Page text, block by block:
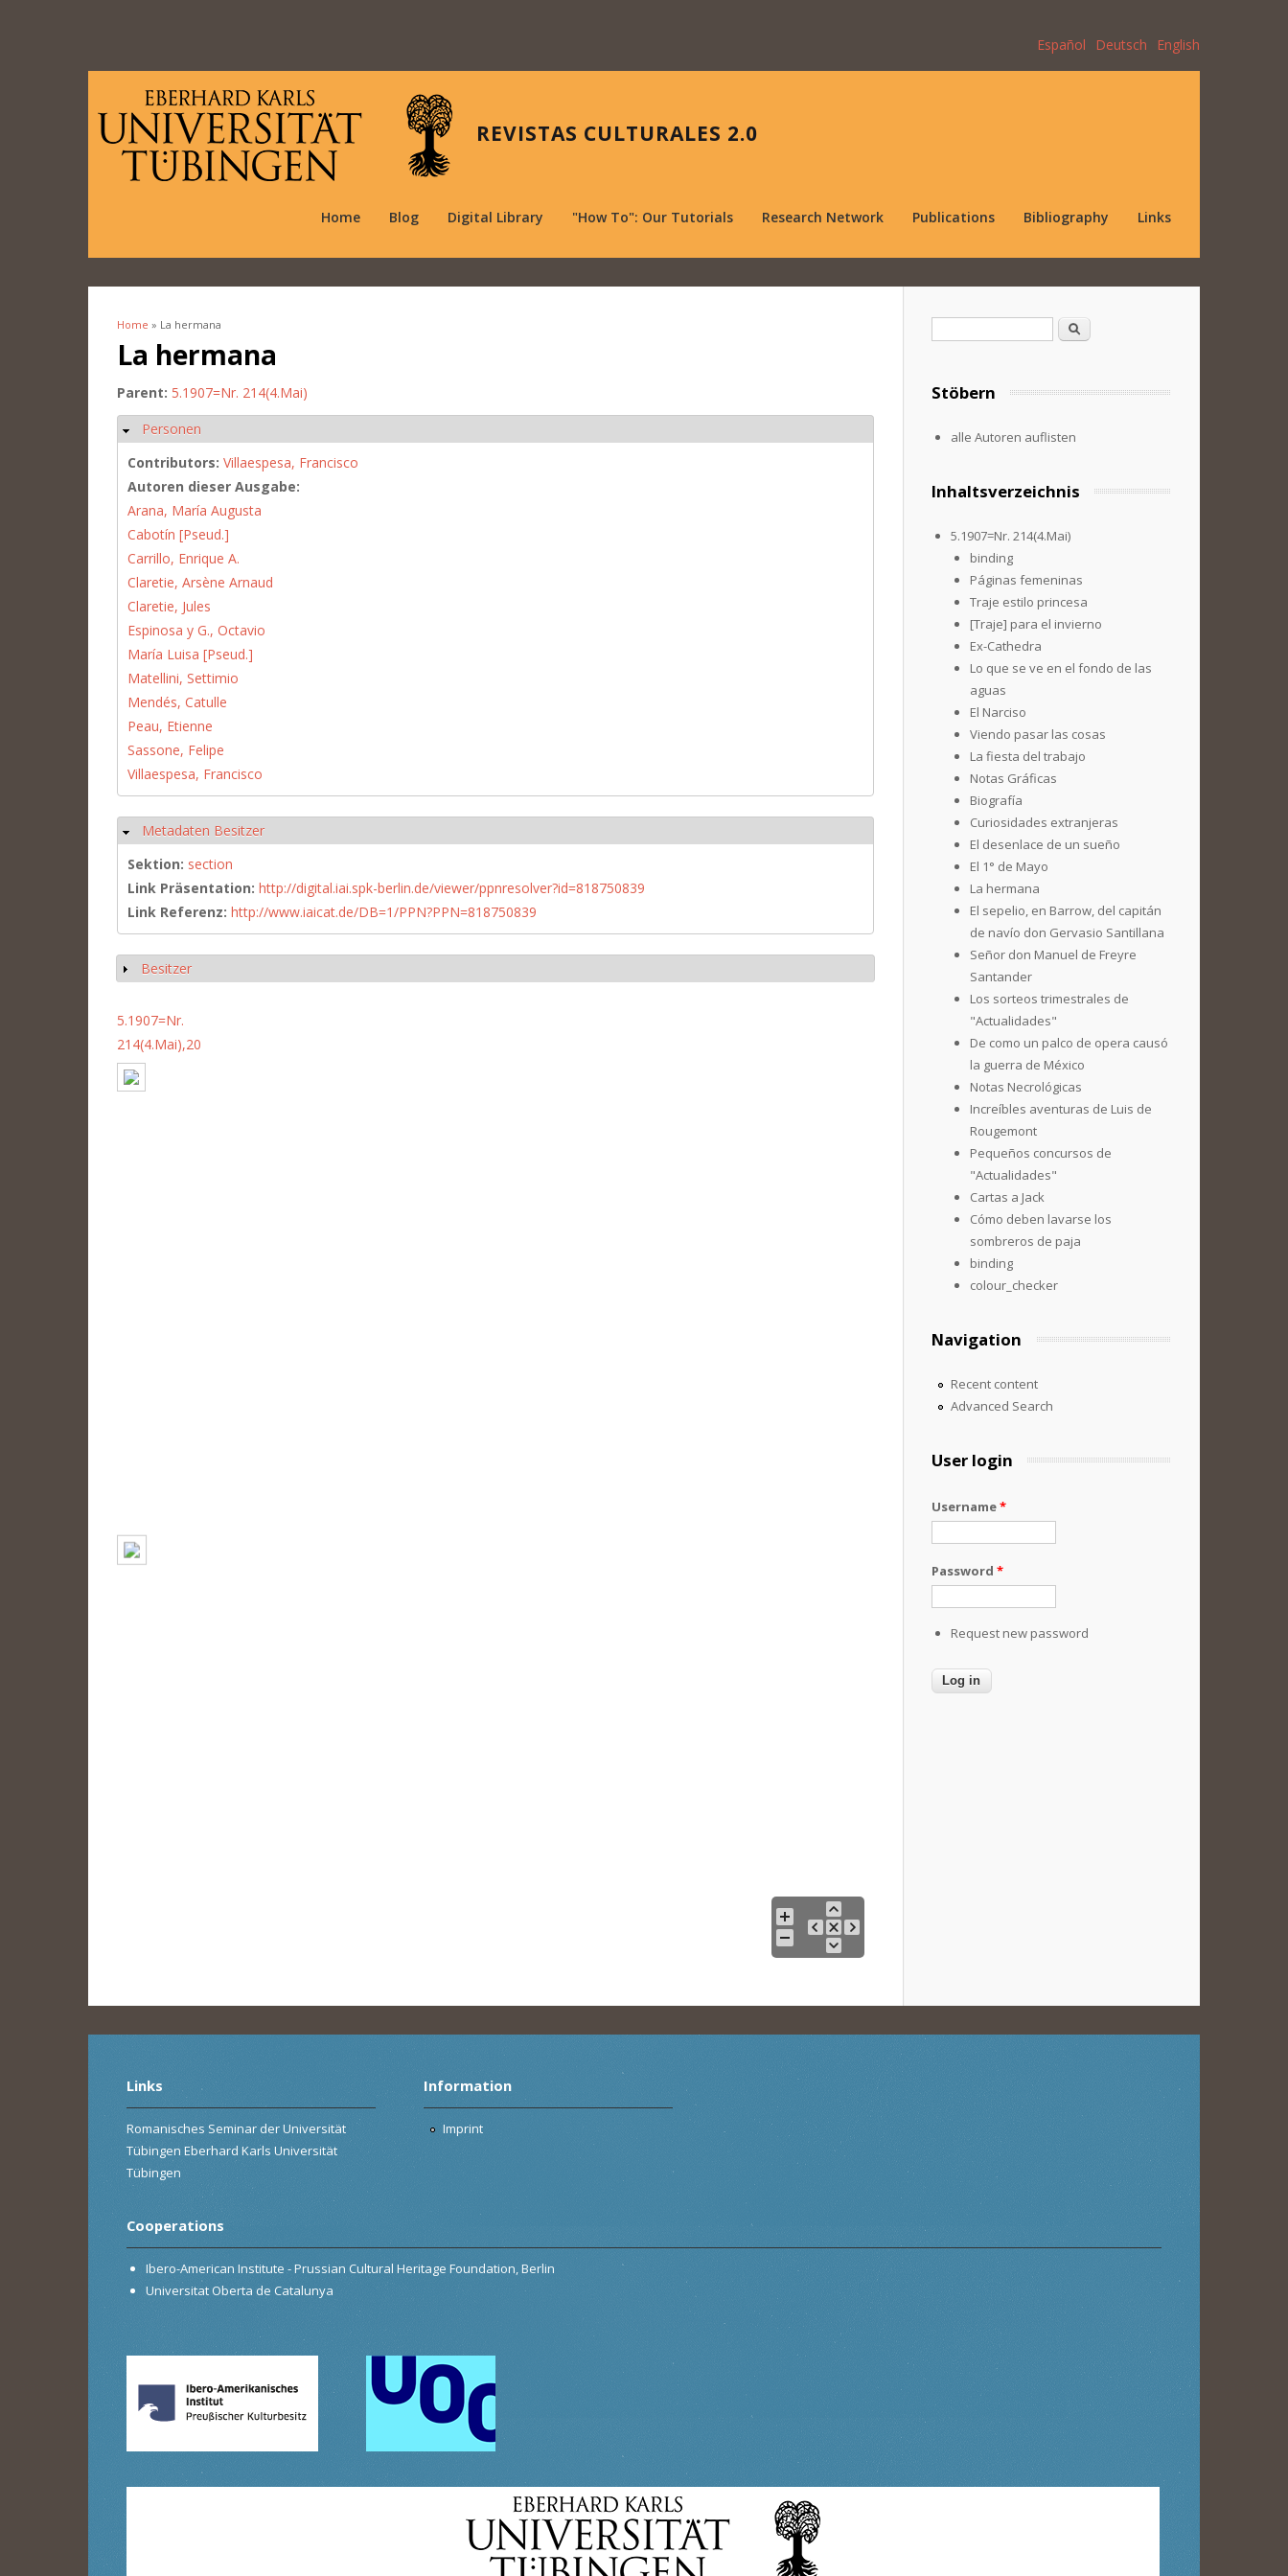
Español Deutsch English
REVISTAS CULTURALES 2.0
Home Blog Digital Library "How To": Our Tutorials Research Network Publications Bibliography Links
You are here
Home » La hermana
La hermana
Parent: 5.1907=Nr. 214(4.Mai)
Hide
Personen
Contributors: Villaespesa, Francisco
Autoren dieser Ausgabe:
Arana, María Augusta
Cabotín [Pseud.]
Carrillo, Enrique A.
Claretie, Arsène Arnaud
Claretie, Jules
Espinosa y G., Octavio
María Luisa [Pseud.]
Matellini, Settimio
Mendés, Catulle
Peau, Etienne
Sassone, Felipe
Villaespesa, Francisco
Hide
Metadaten Besitzer
Sektion: section
Link Präsentation: http://digital.iai.spk-berlin.de/viewer/ppnresolver?id=818750839
Link Referenz: http://www.iaicat.de/DB=1/PPN?PPN=818750839
Show
Besitzer
5.1907=Nr.
214(4.Mai),20
Search
Stöbern
alle Autoren auflisten
Inhaltsverzeichnis
5.1907=Nr. 214(4.Mai)
binding
Páginas femeninas
Traje estilo princesa
[Traje] para el invierno
Ex-Cathedra
Lo que se ve en el fondo de las
aguas
El Narciso
Viendo pasar las cosas
La fiesta del trabajo
Notas Gráficas
Biografía
Curiosidades extranjeras
El desenlace de un sueño
El 1° de Mayo
La hermana
El sepelio, en Barrow, del capitán
de navío don Gervasio Santillana
Señor don Manuel de Freyre
Santander
Los sorteos trimestrales de
"Actualidades"
De como un palco de opera causó
la guerra de México
Notas Necrológicas
Increíbles aventuras de Luis de
Rougemont
Pequeños concursos de
"Actualidades"
Cartas a Jack
Cómo deben lavarse los
sombreros de paja
binding
colour_checker
Navigation
Recent content
Advanced Search
User login
Username*
Password *
Request new password
Links
Romanisches Seminar der Universität
Tübingen Eberhard Karls Universität
Tübingen
Information
Imprint
Cooperations
Ibero-American Institute - Prussian Cultural Heritage Foundation, Berlin
Universitat Oberta de Catalunya